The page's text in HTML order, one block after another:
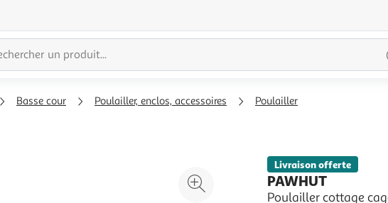
Basse cour Poulailler, enclos, accessoires Poulailler
Agrandir
Livraison offerte
PAWHUT
Poulailler cottage